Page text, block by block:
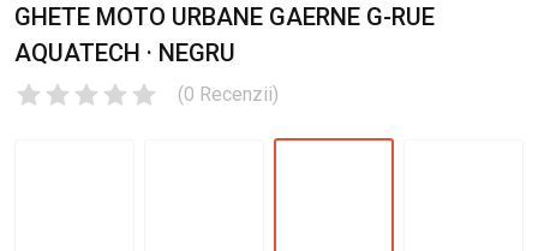
GHETE MOTO URBANE GAERNE G-RUE
AQUATECH · NEGRU
(0 Recenzii)